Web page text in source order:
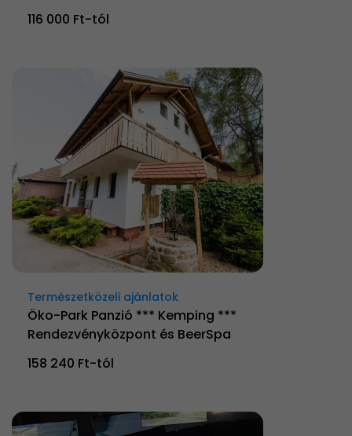
116 000 Ft-tól
Természetközeli ajánlatok
Öko-Park Panzió *** Kemping ***
Rendezvényközpont és BeerSpa
158 240 Ft-tól